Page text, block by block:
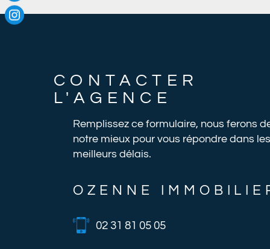
CONTACTER
L'AGENCE
Remplissez ce formulaire, nous ferons
notre mieux pour vous répondre dans les
meilleurs délais.
OZENNE
02 31 81 05 05